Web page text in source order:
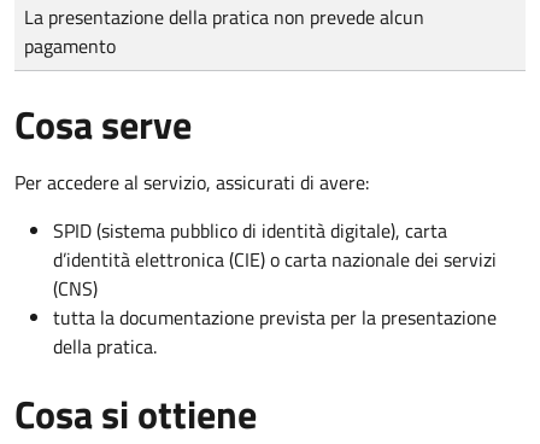
Tipo di pagamento
Importo
La presentazione della pratica non prevede alcun
pagamento
Cosa serve
Per accedere al servizio, assicurati di avere:
SPID (sistema pubblico di identità digitale), carta
d’identità elettronica (CIE) o carta nazionale dei servizi
(CNS)
tutta la documentazione prevista per la presentazione
della pratica.
Cosa si ottiene